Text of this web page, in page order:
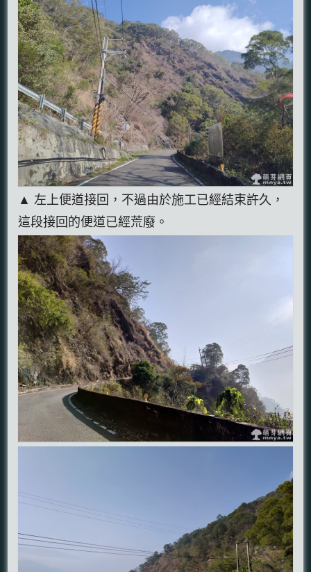
▲ 左上便道接回，不過由於施工已經結束許久，
這段接回的便道已經荒廢。